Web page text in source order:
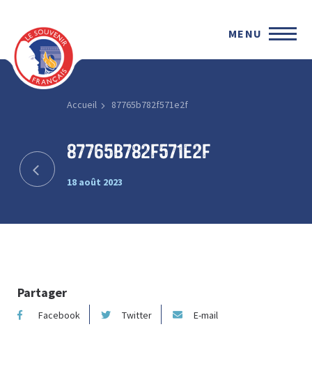
MENU
Accueil 87765b782f571e2f
87765b782f571e2f
18 août 2023
Partager
Facebook Twitter E-mail